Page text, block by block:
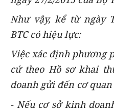
Như vậy, kể từ ngày
BTC có hiệu lực:
Việc xác định phương
cứ theo Hồ sơ khai
doanh gửi đến cơ
- Nếu cơ sở kinh